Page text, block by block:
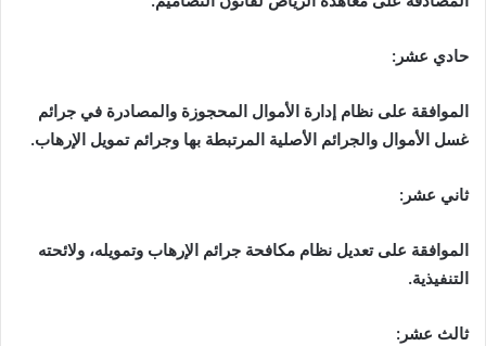
حادي عشر:
الموافقة على نظام إدارة الأموال المحجوزة والمصادرة في جرائم
غسل الأموال والجرائم الأصلية المرتبطة بها وجرائم تمويل الإرهاب.
ثاني عشر:
الموافقة على تعديل نظام مكافحة جرائم الإرهاب وتمويله، ولائحته
التنفيذية.
ثالث عشر: